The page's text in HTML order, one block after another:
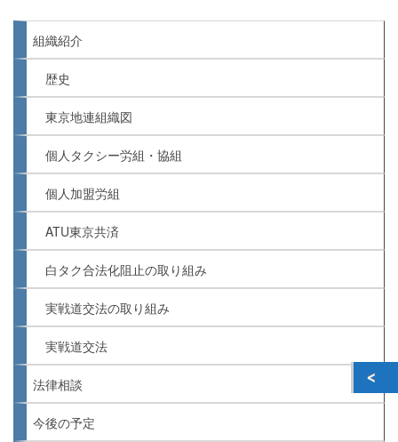
組織紹介
歴史
東京地連組織図
個人タクシー労組・協組
個人加盟労組
ATU東京共済
白タク合法化阻止の取り組み
実戦道交法の取り組み
実戦道交法
法律相談
今後の予定